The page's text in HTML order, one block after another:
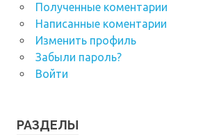
Полученные коментарии
Написанные коментарии
Изменить профиль
Забыли пароль?
Войти
РАЗДЕЛЫ